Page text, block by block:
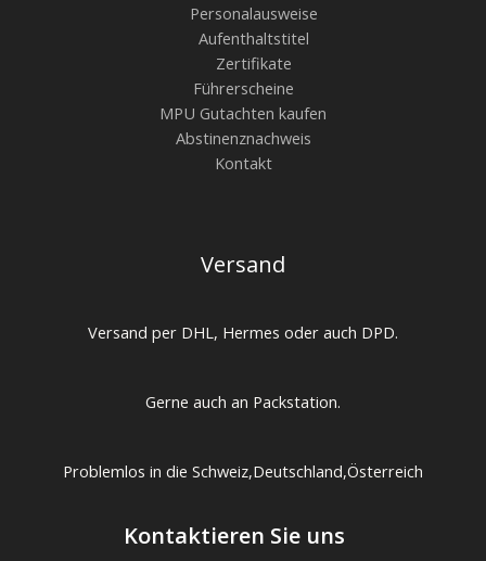
Personalausweise
Aufenthaltstitel
Zertifikate
Führerscheine
MPU Gutachten kaufen
Abstinenznachweis
Kontakt
Versand
Versand per DHL, Hermes oder auch DPD.
Gerne auch an Packstation.
Problemlos in die Schweiz,Deutschland,Österreich
Kontaktieren Sie uns